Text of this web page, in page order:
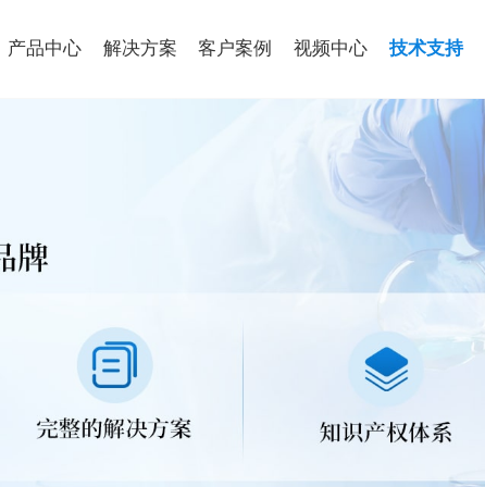
产品中心 解决方案 客户案例 视频中心 技术支持